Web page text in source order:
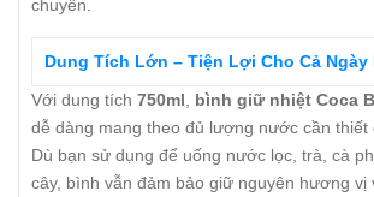
chuyển.
Dung Tích Lớn – Tiện Lợi Cho Cả Ngày
Với dung tích 750ml bình giữ nhiệt Coca
dễ dàng mang theo đủ lượng nước cần thiết
Dù bạn sử dụng để uống nước lọc, trà, cà
cây, bình vẫn đảm bảo giữ nguyên hương vị